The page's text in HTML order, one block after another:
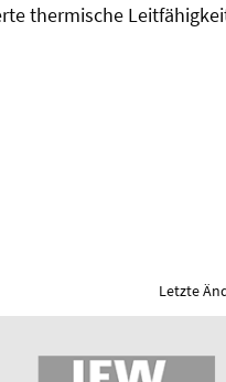
thermische
Letzte